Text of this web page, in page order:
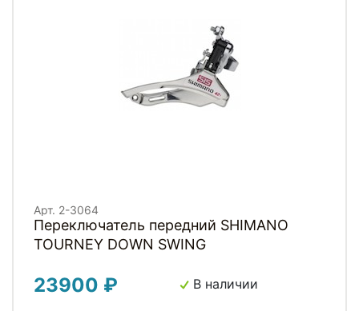
Арт. 2-3064
Переключатель передний SHIMANO
TOURNEY DOWN SWING
23900 ₽ В наличии